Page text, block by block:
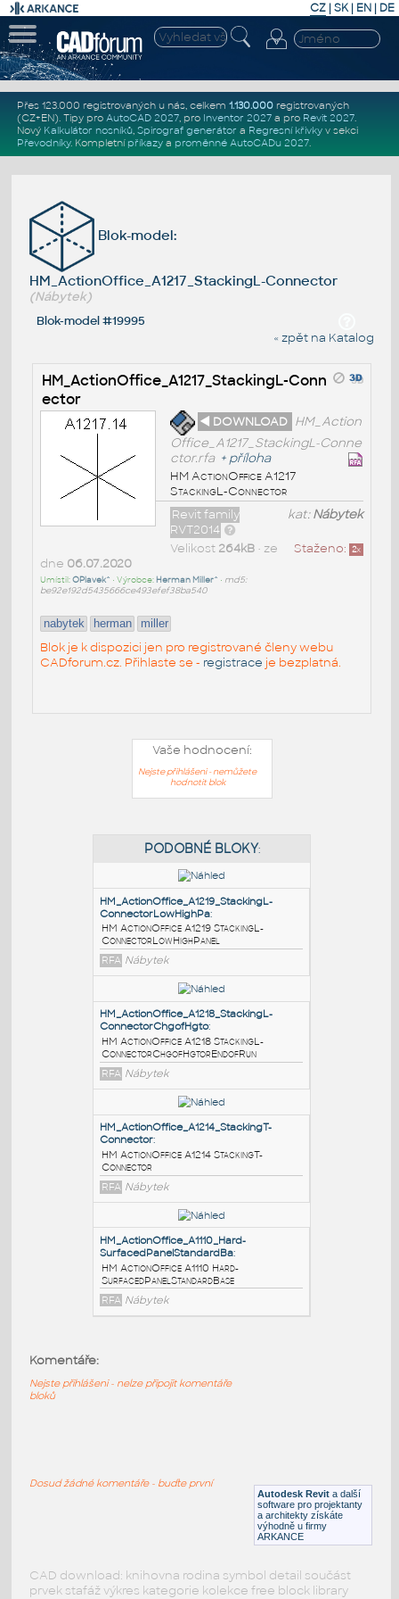
CZ | SK| EN | DE
Přes 123.000 registrovaných u nás, celkem 1.130.000registrovaných
(CZ+EN). Tipy pro AutoCAD 2027, pro Inventor 2027a pro Revit 2027.
Nový Kalkulátor nosníků, Spirograf generátor a Regresní křivkyv sekci
Převodníky. Kompletní příkazya proměnné AutoCADu 2027.
Blok-model:
HM_ActionOffice_A1217_StackingL-Connector
(Nábytek)
Blok-model #19995
« zpět na Katalog
HM_ActionOffice_A1217_StackingL-Conn
ector
◄ DOWNLOAD HM_Action
Office_A1217_StackingL-Conne
ctor.rfa + příloha
HM ActionOffice A1217
StackingL-Connector
kat:Nábytek
Revit family
RVT2014
Staženo: 2x
Velikost 264kB• ze
dne 06.07.2020
Umístil:OPlavek^ • Výrobce: Herman Miller^ • md5:
be92e192d5435666ce493efef38ba540
nabytek herman miller
Blok je k dispozici jen pro registrované členy webu
CADforum.cz. Přihlaste se - registrace je bezplatná.
Vaše hodnocení:
Nejste přihlášeni - nemůžete
hodnotit blok
PODOBNÉ BLOKY:
HM_ActionOffice_A1219_StackingL-
ConnectorLowHighPa
HM ActionOffice A1219 StackingL-
ConnectorLowHighPanel
RFA Nábytek
HM_ActionOffice_A1218_StackingL-
ConnectorChgofHgto:
HM ActionOffice A1218 StackingL-
ConnectorChgofHgtorEndofRun
RFA Nábytek
HM ActionOffice A1110 Hard-
SurfacedPanelStandardBase
Autodesk Revit a další
software pro projektanty
a architekty získáte
výhodně u firmy
ARKANCE
Komentáře:
Nejste přihlášeni - nelze připojit komentáře
bloků
Dosud žádné komentáře - buďte první
CAD download: knihovna rodina symbol detail součást
prvek stafáž výkres kategorie kolekce free block library